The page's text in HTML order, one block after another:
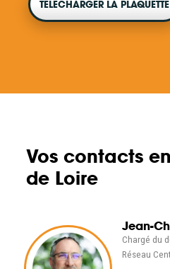
TÉLÉCHARGER LA PLAQUETTE
Vos contacts
de Loire
Jean-
Chargé du
Réseau